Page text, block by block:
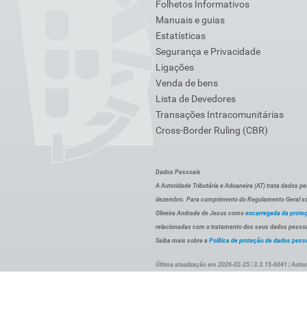
Folhetos Informativos
Manuais e guias
Estatísticas
Segurança e Privacidade
Ligações
Venda de bens
Lista de Devedores
Transações Intracomunitárias
Cross-Border Ruling (CBR)
Dados Pessoais
A Autoridade Tributária e Aduaneira (AT) trata dados
dezembro. Para cumprimento do Regulamento Geral
Oliveira Andrade de Jesus como encarregada da
relacionadas com o tratamento dos seus dados
Saiba mais sobre a Política de proteção de dados
Última atualização em 2026-02-25 | 3.3.15-6041 |